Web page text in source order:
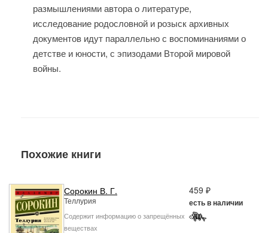
размышлениями автора о литературе,
исследование родословной и розыск архивных
документов идут параллельно с воспоминаниями о
детстве и юности, с эпизодами Второй мировой
войны.
Похожие книги
Сорокин В. Г.
Теллурия
Содержит информацию о запрещённых
веществах
459 ₽
есть в наличии